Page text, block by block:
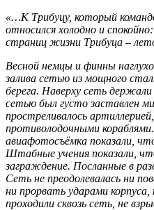
«…К Трибуцу, который
относился холодно и
страниц жизни Трибуца –
Весной немцы и финны
залива сетью из мощного
берега. Наверху сеть держали
сетью был густо заставлен
простреливалось
противолодочными кораблями.
авиафотосъёмка показали,
Штабные учения показали,
заграждение. Посланные в
Сеть не преодолевалась ни
ни прорвать ударами
проходили сквозь сеть, не